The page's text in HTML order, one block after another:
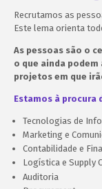
Recrutamos as
Este lema orienta
As pessoas são o
o que ainda podem
projetos em que
Estamos à procura
Tecnologias de
Marketing e
Contabilidade e
Logística e Supply
Auditoria